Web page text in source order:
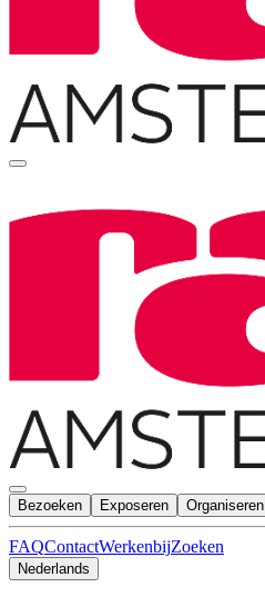
Bezoeken Exposeren Organiseren
FAQContactWerkenbijZoeken
Nederlands